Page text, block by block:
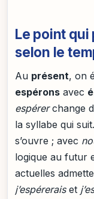
Le point qui
selon le
Au présent, on
espérons avec é
espérerchange
la syllabe qui
s’ouvre ; avec
logique au futur
actuelles
j’espéreraiset